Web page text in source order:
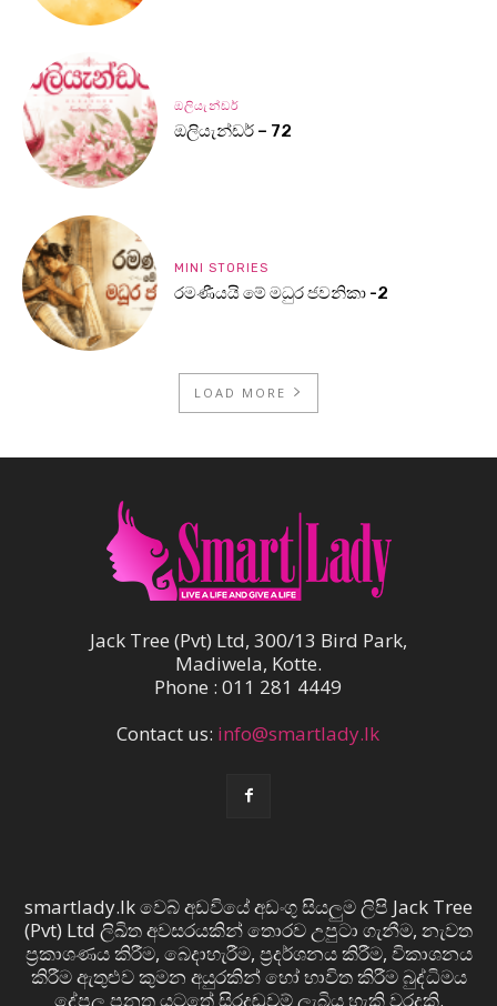
ඔලියැන්ඩර්
ඔලියැන්ඩර් – 72
MINI STORIES
රමණීයයි මේ මධුර ජවනිකා -2
LOAD MORE
Jack Tree (Pvt) Ltd, 300/13 Bird Park,
Madiwela, Kotte.
Phone : 011 281 4449
Contact us: info@smartlady.lk
smartlady.lk වෙබ් අඩවියේ අඩංගු සියලුම ලිපි Jack Tree
(Pvt) Ltd ලිඛිත අවසරයකින් තොරව උපුටා ගැනීම, නැවත
ප්‍රකාශණය කිරීම, බෙදාහැරීම, ප්‍රදර්ශනය කිරීම, විකාශනය
කිරීම ඇතුළුව කුමන අයුරකින් හෝ භාවිත කිරීම බුද්ධිමය
දේපල පනත යටතේ සිරදඬුවම් ලැබිය හැකි වරදකි.